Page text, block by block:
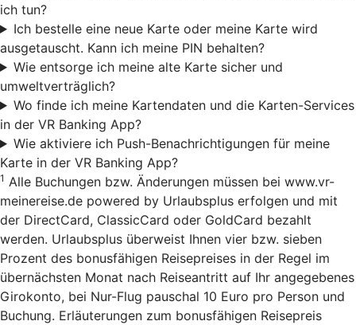
ich tun?
Ich bestelle eine neue Karte oder meine Karte wird
ausgetauscht. Kann ich meine PIN behalten?
Wie entsorge ich meine alte Karte sicher und
umweltverträglich?
Wo finde ich meine Kartendaten und die Karten-Services
in der VR Banking App?
Wie aktiviere ich Push-Benachrichtigungen für meine
Karte in der VR Banking App?
1 Alle Buchungen bzw. Änderungen müssen bei www.vr-
meinereise.de powered by Urlaubsplus erfolgen und mit
der DirectCard, ClassicCard oder GoldCard bezahlt
werden. Urlaubsplus überweist Ihnen vier bzw. sieben
Prozent des bonusfähigen Reisepreises in der Regel im
übernächsten Monat nach Reiseantritt auf Ihr angegebenes
Girokonto, bei Nur-Flug pauschal 10 Euro pro Person und
Buchung. Erläuterungen zum bonusfähigen Reisepreis